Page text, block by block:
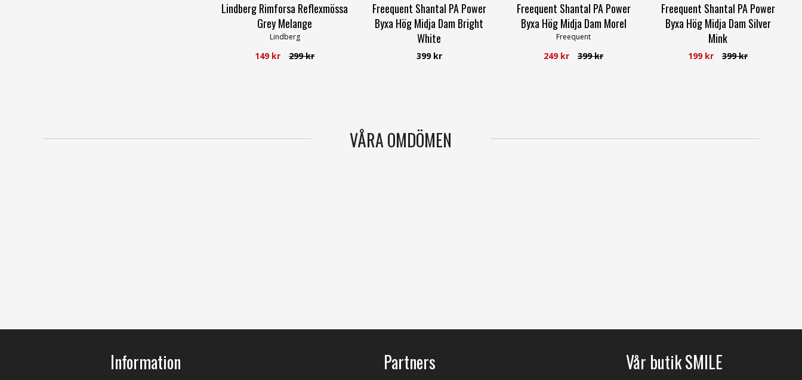
Lindberg Rimforsa Reflexmössa
Grey Melange
Lindberg
149 kr 299 kr
Freequent Shantal PA Power
Byxa Hög Midja Dam Bright
White
Freequent
399 kr
Freequent Shantal PA Power
Byxa Hög Midja Dam Morel
Freequent
249 kr 399 kr
Freequent Shantal PA Power
Byxa Hög Midja Dam Silver
Mink
Freequent
199 kr 399 kr
VÅRA OMDÖMEN
Information Partners Vår butik SMILE